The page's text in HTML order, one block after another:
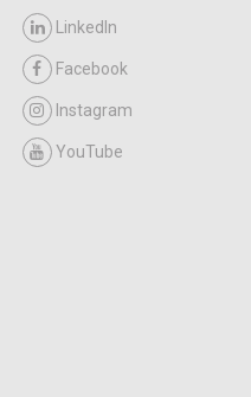
LinkedIn
Facebook
Instagram
YouTube